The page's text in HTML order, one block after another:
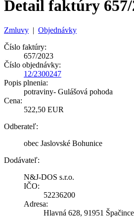
Detail faktúry 657/
Zmluvy | Objednávky
Číslo faktúry:
657/2023
Číslo objednávky:
12/2300247
Popis plnenia:
potraviny- Gulášová pohoda
Cena:
522,50 EUR
Odberateľ:
obec Jaslovské Bohunice
Dodávateľ:
N&J-DOS s.r.o.
IČO:
52236200
Adresa:
Hlavná 628, 91951 Špačince